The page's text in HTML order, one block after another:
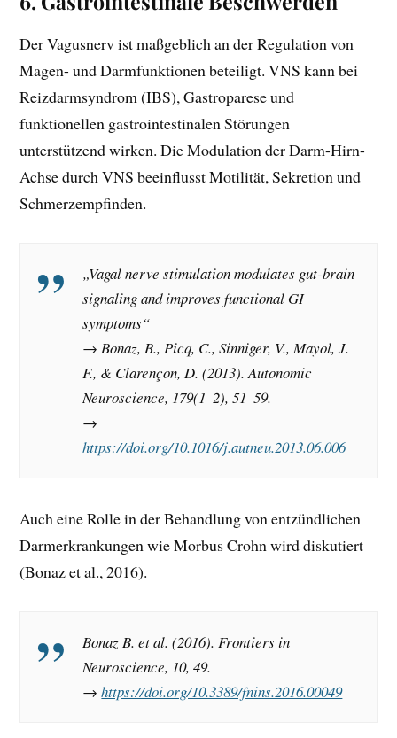
Der Vagusnerv ist maßgeblich an der Regulation von
Magen- und Darmfunktionen beteiligt. VNS kann bei
Reizdarmsyndrom (IBS), Gastroparese und
funktionellen gastrointestinalen Störungen
unterstützend wirken. Die Modulation der Darm-Hirn-
Achse durch VNS beeinflusst Motilität, Sekretion und
Schmerzempfinden.
„Vagal nerve stimulation modulates gut-brain
signaling and improves functional GI
symptoms“
→ Bonaz, B., Picq, C., Sinniger, V., Mayol, J.
F., & Clarençon, D. (2013).Autonomic
Neuroscience, 179(1–2), 51–59.
→
https://doi.org/10.1016/j.autneu.2013.06.006
Auch eine Rolle in der Behandlung von entzündlichen
Darmerkrankungen wie Morbus Crohn wird diskutiert
(Bonaz et al., 2016).
Bonaz B. et al. (2016).Frontiers in
Neuroscience, 10, 49.
→https://doi.org/10.3389/fnins.2016.00049